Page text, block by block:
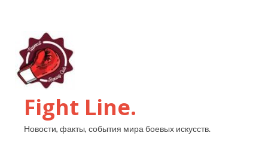
Fight Line.
Новости, факты, события мира боевых искусств.